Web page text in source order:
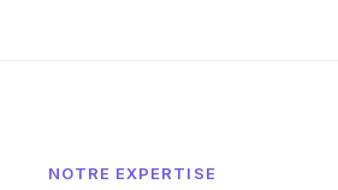
NOTRE EXPERTISE